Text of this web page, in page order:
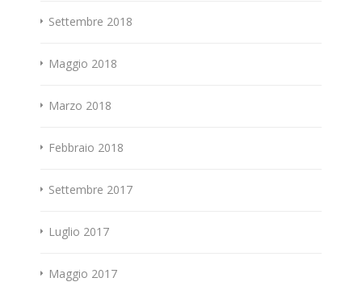
Settembre 2018
Maggio 2018
Marzo 2018
Febbraio 2018
Settembre 2017
Luglio 2017
Maggio 2017